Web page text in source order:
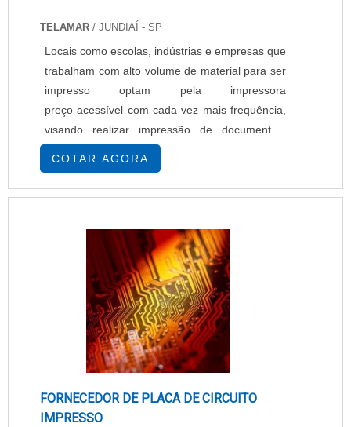
TELAMAR / JUNDIAÍ - SP
Locais como escolas, indústrias e empresas que
trabalham com alto volume de material para ser
impresso optam pela impressora
preço acessível com cada vez mais frequência,
visando realizar impressão de documentos,
impressão de grandes arquivos,
escaneamentos, entre outras funcionalidades
desenvolvidas por gráficas. O equipamento
administrativas e editoriais, poijá que ele conta
com muita capacidade ....
COTAR AGORA
FORNECEDOR DE PLACA DE CIRCUITO
IMPRESSO